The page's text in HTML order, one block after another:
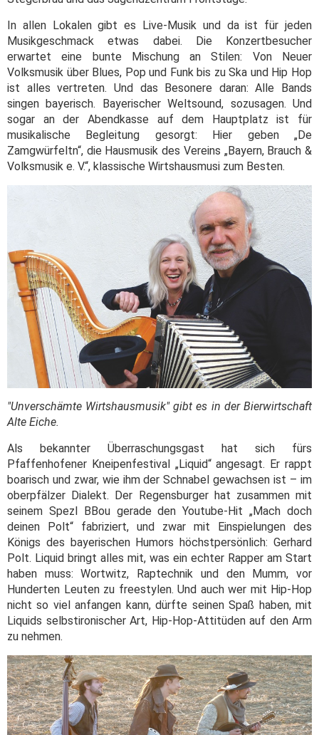
In allen Lokalen gibt es Live-Musik und da ist für jeden
Musikgeschmack etwas dabei. Die Konzertbesucher
erwartet eine bunte Mischung an Stilen: Von Neuer
Volksmusik über Blues, Pop und Funk bis zu Ska und Hip Hop
ist alles vertreten. Und das Besonere daran: Alle Bands
singen bayerisch. Bayerischer Weltsound, sozusagen. Und
sogar an der Abendkasse auf dem Hauptplatz ist für
musikalische Begleitung gesorgt: Hier geben „De
Zamgwürfeltn“, die Hausmusik des Vereins „Bayern, Brauch &
Volksmusik e. V.“, klassische Wirtshausmusi zum Besten.
"Unverschämte Wirtshausmusik" gibt es in der Bierwirtschaft
Alte Eiche.
Als bekannter Überraschungsgast hat sich fürs
Pfaffenhofener Kneipenfestival „Liquid“ angesagt. Er rappt
boarisch und zwar, wie ihm der Schnabel gewachsen ist – im
oberpfälzer Dialekt. Der Regensburger hat zusammen mit
seinem Spezl BBou gerade den Youtube-Hit „Mach doch
deinen Polt“ fabriziert, und zwar mit Einspielungen des
Königs des bayerischen Humors höchstpersönlich: Gerhard
Polt. Liquid bringt alles mit, was ein echter Rapper am Start
haben muss: Wortwitz, Raptechnik und den Mumm, vor
Hunderten Leuten zu freestylen. Und auch wer mit Hip-Hop
nicht so viel anfangen kann, dürfte seinen Spaß haben, mit
Liquids selbstironischer Art, Hip-Hop-Attitüden auf den Arm
zu nehmen.